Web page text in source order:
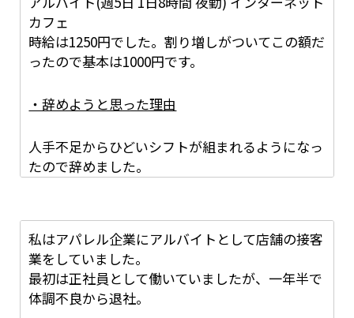
も話題になり店長を問いただすともうちょっと待
って！の一点張り。
した。
日とは言えないのですか？と問いただすとじゃあ
明後日にはと言いながら支給される気配もなく、
結果もらえない始末‥。
スタッフそれぞれが急かしていたのですが、一番
最後に支給されたのは二週間以上経ったみたいで
す。
さらに問題だったのは、時給制だった給料が違っ
カフェ
時給は1250円でした。割り増しがついてこの額だ
ったので基本は1000円です。
・辞めようと思った理由
人手不足からひどいシフトが組まれるようになっ
たので辞めました。
間にも入れるときは入って欲しいと言われてたま
に昼間にも働いてました。
夜勤の割り増しがつかないので正直言って嫌だっ
たのですが、仕方ないことなので良しとしてまし
私はアパレル企業にアルバイトとして店舗の接客
業をしていました。
最初は正社員として働いていましたが、一年半で
体調不良から退社。